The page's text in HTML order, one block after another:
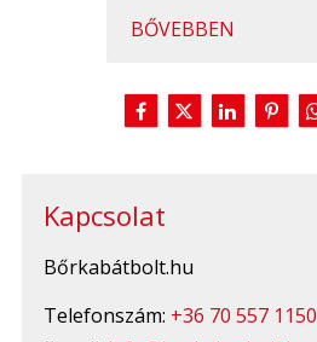
BŐVEBBEN
Kapcsolat
Bőrkabátbolt.hu
Telefonszám: +36 70 557 1150